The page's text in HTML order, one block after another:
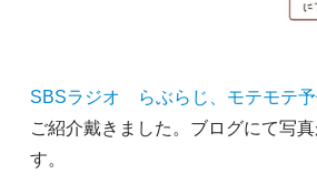
SBSラジオ らぶらじ、モテモテ予
ご紹介戴きました。ブログにて写
す。